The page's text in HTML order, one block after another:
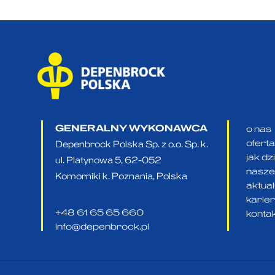
GENERALNY WYKONAWCA
Depenbrock Polska Sp. z o.o. Sp. k.
ul. Platynowa 5, 62-052
Komorniki k. Poznania, Polska
+48 61 65 65 660
info@depenbrock.pl
o nas
oferta
jak